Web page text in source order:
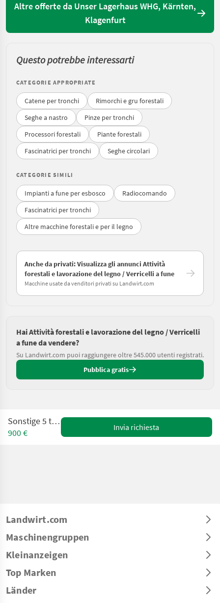
Altre offerte da Unser Lagerhaus WHG, Kärnten,
Klagenfurt
Questo potrebbe interessarti
CATEGORIE APPROPRIATE
Catene per tronchi
Rimorchi e gru forestali
Seghe a nastro
Pinze per tronchi
Processori forestali
Piante forestali
Fascinatrici per tronchi
Seghe circolari
CATEGORIE SIMILI
Impianti a fune per esbosco
Radiocomando
Fascinatrici per tronchi
Altre macchine forestali e per il legno
Anche da privati: Visualizza gli annunci Attività
forestali e lavorazione del legno / Verricelli a fune
Macchine usate da venditori privati su Landwirt.com
Hai Attività forestali e lavorazione del legno / Verricelli
a fune da vendere?
Su Landwirt.com puoi raggiungere oltre 545.000 utenti registrati.
Pubblica gratis
Sonstige 5 to mech.
900 €
Invia richiesta
Landwirt.com
Maschinengruppen
Kleinanzeigen
Top Marken
Länder